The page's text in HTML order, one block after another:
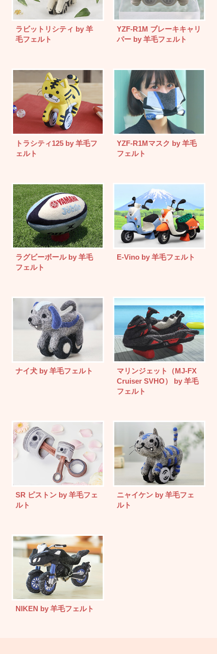
ラビットリシティ by 羊
毛フェルト
YZF-R1M ブレーキキャリ
パー by 羊毛フェルト
トラシティ125 by 羊毛フ
ェルト
YZF-R1Mマスク by 羊毛
フェルト
ラグビーボール by 羊毛
フェルト
E-Vino by 羊毛フェルト
ナイ犬 by 羊毛フェルト
マリンジェット（MJ-FX
Cruiser SVHO） by 羊毛
フェルト
SR ピストン by 羊毛フェ
ルト
ニャイケン by 羊毛フェ
ルト
NIKEN by 羊毛フェルト